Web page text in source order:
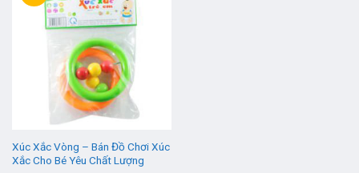
Xúc Xắc Vòng – Bán Đồ Chơi Xúc
Xắc Cho Bé Yêu Chất Lượng